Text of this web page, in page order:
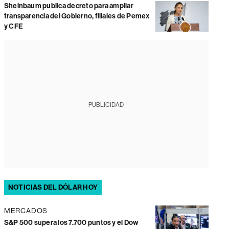
Sheinbaum publica decreto para ampliar
transparencia del Gobierno, filiales de Pemex
y CFE
PUBLICIDAD
NOTICIAS DEL DÓLAR HOY
MERCADOS
S&P 500 supera los 7.700 puntos y el Dow